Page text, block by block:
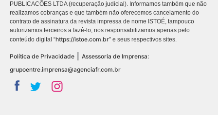
PUBLICACÕES LTDA (recuperação judicial). Informamos também que não
realizamos cobranças e que também não oferecemos cancelamento do
contrato de assinatura da revista impressa de nome ISTOÉ, tampouco
autorizamos terceiros a fazê-lo, nos responsabilizamos apenas pelo
conteúdo digital “https://istoe.com.br” e seus respectivos sites.
Política de Privacidade
Assessoria de Imprensa:
grupoentre.imprensa@agenciafr.com.br